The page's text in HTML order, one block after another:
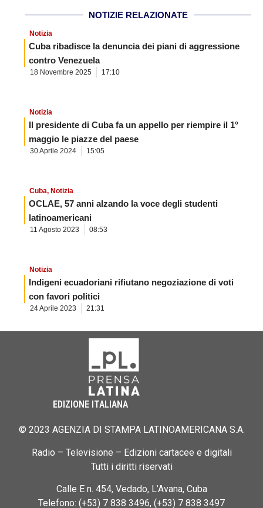
NOTIZIE RELAZIONATE
Notizia
Cuba ribadisce la denuncia dei piani di aggressione
contro Venezuela
18 Novembre 2025 17:10
Notizia
Il presidente di Cuba fa un appello per riempire il 1°
maggio le piazze del paese
30 Aprile 2024 15:05
Cuba, Notizia
OCLAE, 57 anni alzando la voce degli studenti
latinoamericani
11 Agosto 2023 08:53
Notizia
Indigeni ecuadoriani rifiutano negoziazione di voti
con favori politici
24 Aprile 2023 21:31
EDIZIONE ITALIANA
© 2023 AGENZIA DI STAMPA LATINOAMERICANA S.A.
Radio – Televisione – Edizioni cartacee e digitali
Tutti i diritti riservati
Calle E n. 454, Vedado, L’Avana, Cuba
Telefono: (+53) 7 838 3496, (+53) 7 838 3497